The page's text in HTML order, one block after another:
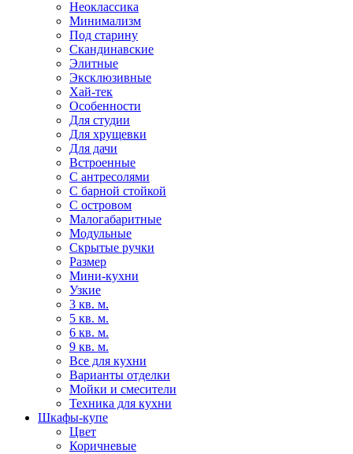
Неоклассика
Минимализм
Под старину
Скандинавские
Элитные
Эксклюзивные
Хай-тек
Особенности
Для студии
Для хрущевки
Для дачи
Встроенные
С антресолями
С барной стойкой
С островом
Малогабаритные
Модульные
Скрытые ручки
Размер
Мини-кухни
Узкие
3 кв. м.
5 кв. м.
6 кв. м.
9 кв. м.
Все для кухни
Варианты отделки
Мойки и смесители
Техника для кухни
Шкафы-купе
Цвет
Коричневые